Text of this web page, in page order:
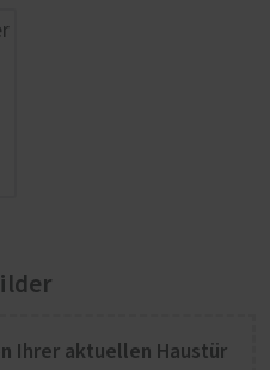
Ihrer aktuellen Haustür